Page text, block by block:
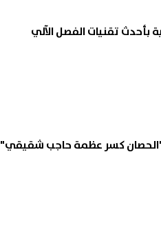
بأحدث تقنيات الفصل الآلي
"الحصان كسر عظمة حاجب شقيقي"